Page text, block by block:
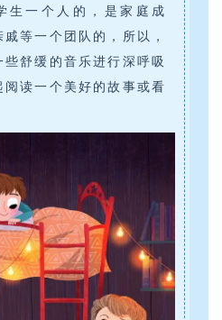
生一个人的，是家庭成
等一个团队的，所以，
舒缓的音乐进行深呼吸
读一个美好的故事或看